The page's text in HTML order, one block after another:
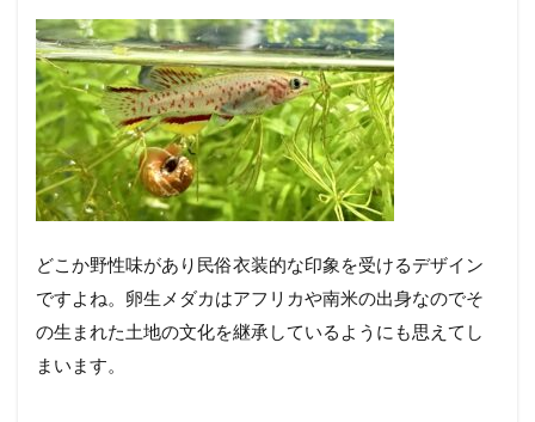
どこか野性味があり民俗衣装的な印象を受けるデザイン
ですよね。卵生メダカはアフリカや南米の出身なのでそ
の生まれた土地の文化を継承しているようにも思えてし
まいます。